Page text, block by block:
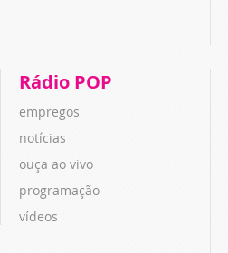
Rádio POP
empregos
notícias
ouça ao vivo
programação
vídeos